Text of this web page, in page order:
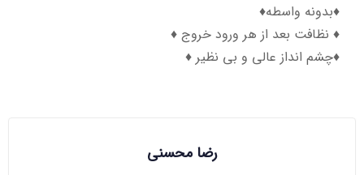
♦️بدونه واسطه♦️
♦️ نظافت بعد از هر ورود خروج ♦️
♦️چشم انداز عالی و بی نظیر ♦️
رضا محسنی